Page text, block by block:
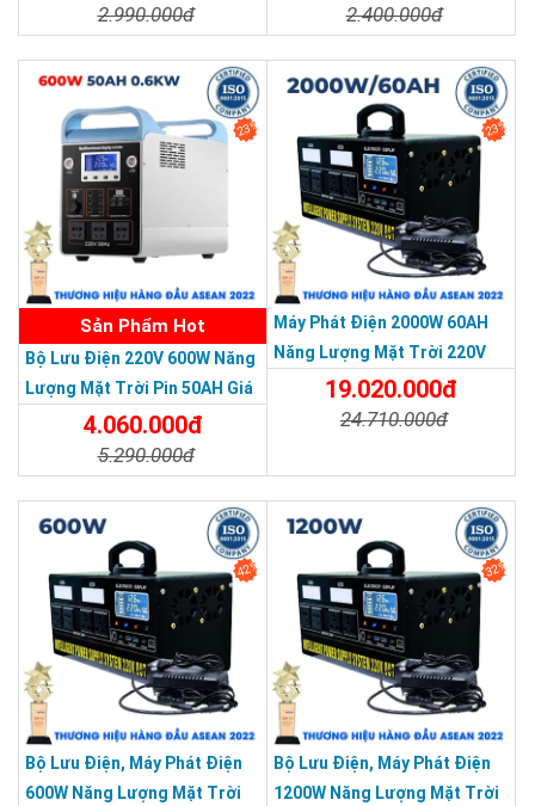
CÔNG TY TNHH TM KT HOÀNG QUỐC BẢO
Hotline: 0937.685.000
2.990.000đ 2.400.000đ
23%
Sản Phẩm Hot
Bộ Lưu Điện 220V 600W Năng
Lượng Mặt Trời Pin 50AH Giá
4.060.000đ
5.290.000đ
23%
Máy Phát Điện 2000W 60AH
Năng Lượng Mặt Trời 220V
19.020.000đ
24.710.000đ
42%
Bộ Lưu Điện, Máy Phát Điện
600W Năng Lượng Mặt Trời
32%
Bộ Lưu Điện, Máy Phát Điện
1200W Năng Lượng Mặt Trời